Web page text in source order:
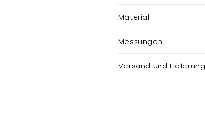
Material
Messungen
Versand und Lieferung